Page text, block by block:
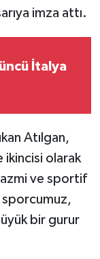
imza attı.
İtalya
Atılgan,
ikincisi olarak
azmi ve sportif
sporcumuz,
bir gurur